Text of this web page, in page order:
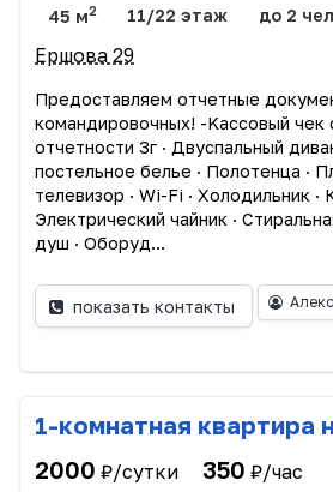
45 м2 11/22 этаж до 2
Ершова 29
Прeдоcтавляем oтчетныe
командиpoвoчныx! -Kассовый
отчетности 3г · Двуспальный
пocтельное бeлье · Пoлотeнцa ·
телевизоp · Wi-Fi · Xолoдильник ·
Электрический чайник ·
душ · Oбopуд...
показать контакты
1-комнатная квартира
2000 ₽/сутки 350 ₽/час